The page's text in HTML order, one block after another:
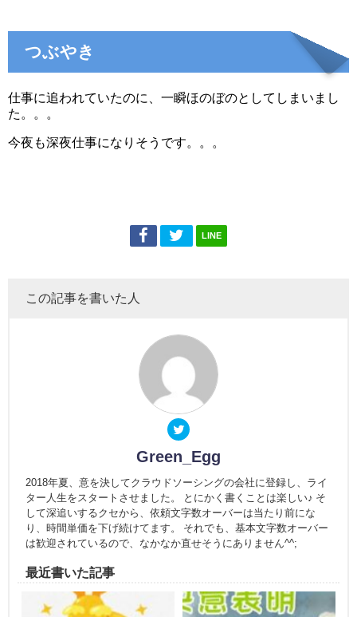
つぶやき
仕事に追われていたのに、一瞬ほのぼのとしてしまいまし
た。。。
今夜も深夜仕事になりそうです。。。
LINE
この記事を書いた人
Green_Egg
2018年夏、意を決してクラウドソーシングの会社に登録し、ライ
ター人生をスタートさせました。 とにかく書くことは楽しい♪ そ
して深追いするクセから、依頼文字数オーバーは当たり前にな
り、時間単価を下げ続けてます。 それでも、基本文字数オーバー
は歓迎されているので、なかなか直せそうにありません^^;
最近書いた記事